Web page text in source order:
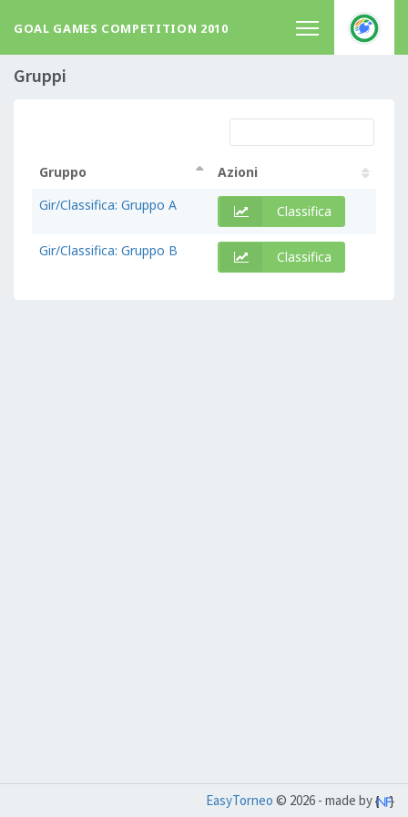
GOAL GAMES COMPETITION 2010
Gruppi
Gruppo
Azioni
Gruppo
Azioni
Gir/Classifica: Gruppo A Classifica
Gir/Classifica: Gruppo B Classifica
EasyTorneo © 2026 - made by